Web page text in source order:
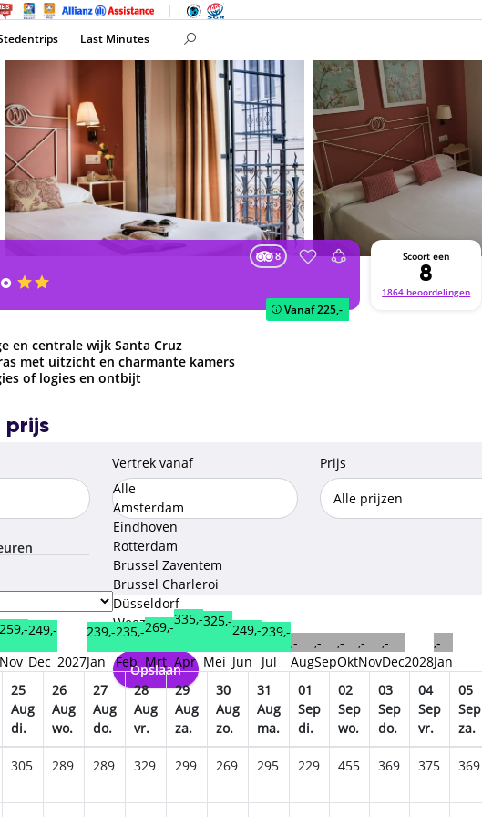
Last Minutes
8
Vanaf225,-
Scoort een
8
1864 beoordelingen
en centrale wijk Santa Cruz
met uitzicht en charmante kamers
of logies en ontbijt
prijs
Vertrek vanaf
Alle
Amsterdam
Eindhoven
Rotterdam
Brussel Zaventem
Brussel Charleroi
Düsseldorf
Weeze
Keulen Bonn
Opslaan
Prijs
259,-
Nov
249,-
Dec 2027
239,-
Jan
235,-
Feb
269,-
Mrt
335,-
Apr
325,-
Mei
249,-
Jun
239,-
Jul
,-
Aug
,-
Sep
,-
Okt
,-
Nov
,-
Dec2028
,-
Jan
25
Aug
di.
26
Aug
wo.
27
Aug
do.
28
Aug
vr.
29
Aug
za.
30
Aug
zo.
31
Aug
ma.
01
Sep
di.
02
Sep
wo.
03
Sep
do.
04
Sep
vr.
05
Sep
za.
305 289 289 329 299 269 295 229 455 369 375 369